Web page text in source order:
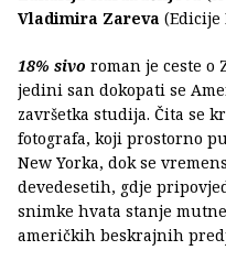
Vladimira Zareva (Edicije
18% sivo roman je ceste o
jedini san dokopati se
završetka studija. Čita se
fotografa, koji prostorno
New Yorka, dok se
devedesetih, gdje
snimke hvata stanje
američkih beskrajnih